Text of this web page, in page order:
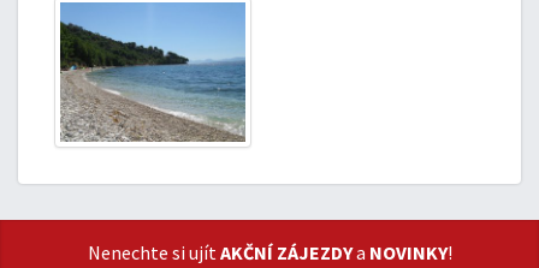
Nenechte si ujít AKČNÍ ZÁJEZDYa NOVINKY!